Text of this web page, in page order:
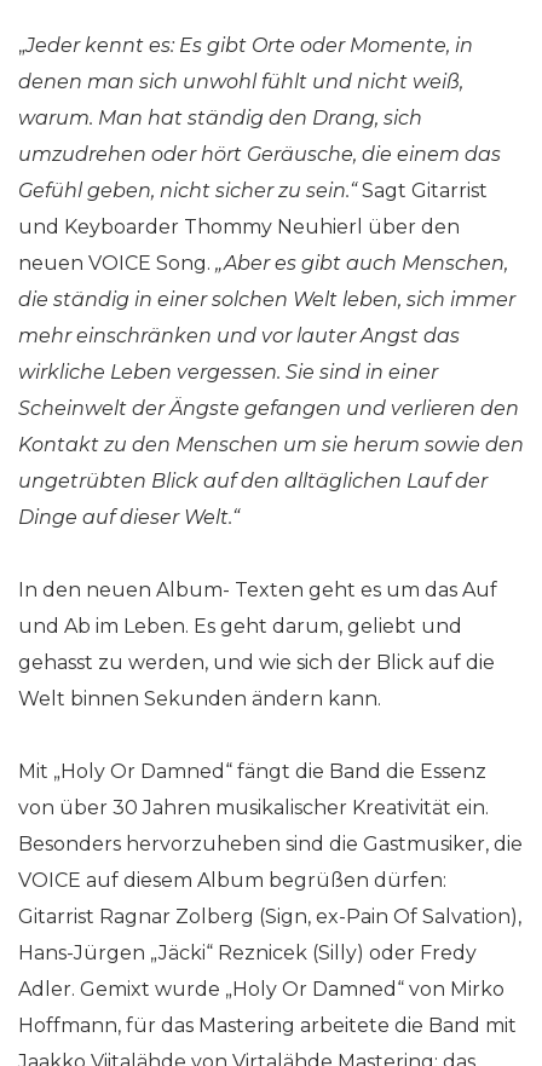
„Jeder kennt es: Es gibt Orte oder Momente, in
denen man sich unwohl fühlt und nicht weiß,
warum. Man hat ständig den Drang, sich
umzudrehen oder hört Geräusche, die einem das
Gefühl geben, nicht sicher zu sein.“Sagt Gitarrist
und Keyboarder Thommy Neuhierl über den
neuen VOICE Song. „Aber es gibt auch Menschen,
die ständig in einer solchen Welt leben, sich immer
mehr einschränken und vor lauter Angst das
wirkliche Leben vergessen. Sie sind in einer
Scheinwelt der Ängste gefangen und verlieren den
Kontakt zu den Menschen um sie herum sowie den
ungetrübten Blick auf den alltäglichen Lauf der
Dinge auf dieser Welt.“
In den neuen Album- Texten geht es um das Auf
und Ab im Leben. Es geht darum, geliebt und
gehasst zu werden, und wie sich der Blick auf die
Welt binnen Sekunden ändern kann.
Mit „Holy Or Damned“ fängt die Band die Essenz
von über 30 Jahren musikalischer Kreativität ein.
Besonders hervorzuheben sind die Gastmusiker, die
VOICE auf diesem Album begrüßen dürfen:
Gitarrist Ragnar Zolberg (Sign, ex-Pain Of Salvation),
Hans-Jürgen „Jäcki“ Reznicek (Silly) oder Fredy
Adler. Gemixt wurde „Holy Or Damned“ von Mirko
Hoffmann, für das Mastering arbeitete die Band mit